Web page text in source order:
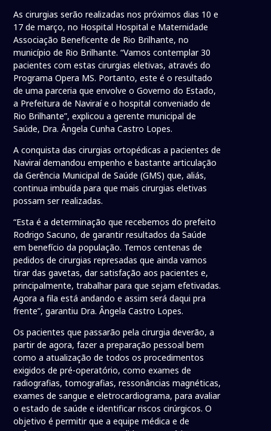
As cirurgias serão realizadas nos próximos dias 10 e
17 de março, no Hospital Hospital e Maternidade
Associação Beneficente de Rio Brilhante, no
município de Rio Brilhante. “Vamos contemplar 30
pacientes com estas cirurgias eletivas, através do
Programa Opera MS. Portanto, este é o resultado
de uma parceria que envolve o Governo do Estado,
a Prefeitura de Naviraí e o hospital conveniado de
Rio Brilhante”, explicou a gerente municipal de
Saúde, Dra. Ângela Cunha Castro Lopes.
A conquista das cirurgias ortopédicas a pacientes de
Naviraí demandou empenho e bastante articulação
da Gerência Municipal de Saúde (GMS) que, aliás,
continua imbuída para que mais cirurgias eletivas
possam ser realizadas.
“Esta é a determinação que recebemos do prefeito
Rodrigo Sacuno, de garantir resultados da Saúde
em benefício da população. Temos centenas de
pedidos de cirurgias represadas que ainda vamos
tirar das gavetas, dar satisfação aos pacientes e,
principalmente, trabalhar para que sejam efetivadas.
Agora a fila está andando e assim será daqui pra
frente”, garantiu Dra. Ângela Castro Lopes.
Os pacientes que passarão pela cirurgia deverão, a
partir de agora, fazer a preparação pessoal bem
como a atualização de todos os procedimentos
exigidos de pré-operatório, como exames de
radiografias, tomografias, ressonâncias magnéticas,
exames de sangue e eletrocardiograma, para avaliar
o estado de saúde e identificar riscos cirúrgicos. O
objetivo é permitir que a equipe médica e de